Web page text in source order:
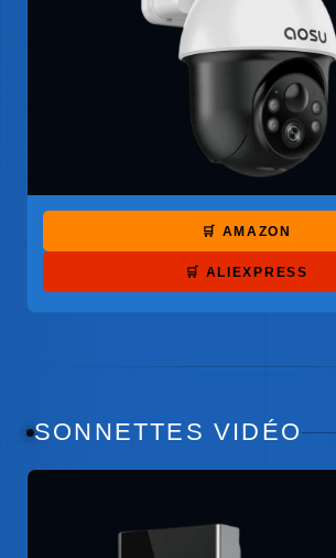
🛒 AMAZON
🛒 ALIEXPRESS
SONNETTES VIDÉO